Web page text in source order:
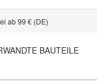
ab 99 € (DE)
BAUTEILE